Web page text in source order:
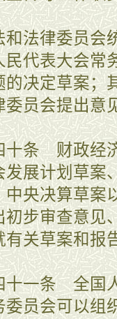
律委员会统
民代表大会常
的决定草案；
委员会提出意
财政经济
发展计划草案
中央决算草案
初步审查意见
有关草案和报
条 全国人
委员会可以组